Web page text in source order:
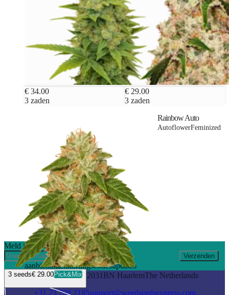
€ 34.00
3 zaden
€ 29.00
3 zaden
Rainbow Auto
AutoflowerFeminized
3 seeds€ 29.00Pick&Mix
Meld je aan en ontvang 10% korting
Verzenden
aanbiedingenkortingscodesupdates
Waarderweg 19 I2031BN HaarlemThe Netherlands
+31 23 799 2185support@weedseedsexpress.com